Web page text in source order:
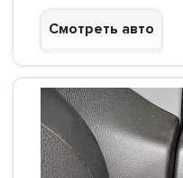
Смотреть авто